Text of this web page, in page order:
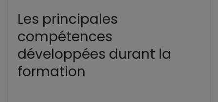
Les principales
compétences
développées durant la
formation